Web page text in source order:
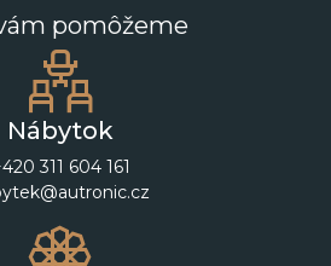
pomôžeme
Nábytok
311 604 161